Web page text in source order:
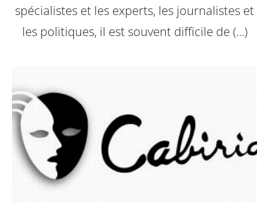
spécialistes et les experts, les journalistes et
les politiques, il est souvent difficile de (…)